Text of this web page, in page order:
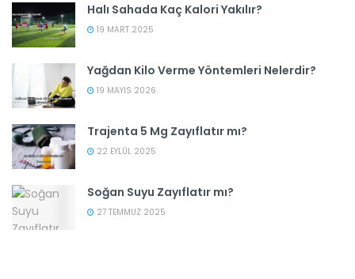
Halı Sahada Kaç Kalori Yakılır?
19 MART 2025
Yağdan Kilo Verme Yöntemleri Nelerdir?
19 MAYIS 2026
Trajenta 5 Mg Zayıflatır mı?
22 EYLÜL 2025
Soğan Suyu Zayıflatır mı?
27 TEMMUZ 2025